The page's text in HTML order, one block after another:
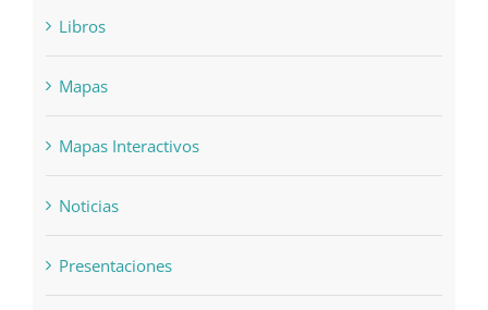
Libros
Mapas
Mapas Interactivos
Noticias
Presentaciones